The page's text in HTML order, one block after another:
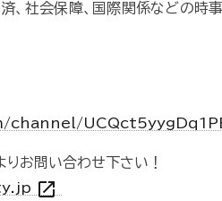
済、社会保障、国際関係などの
りお問い合わせ下さい！
open_in_new